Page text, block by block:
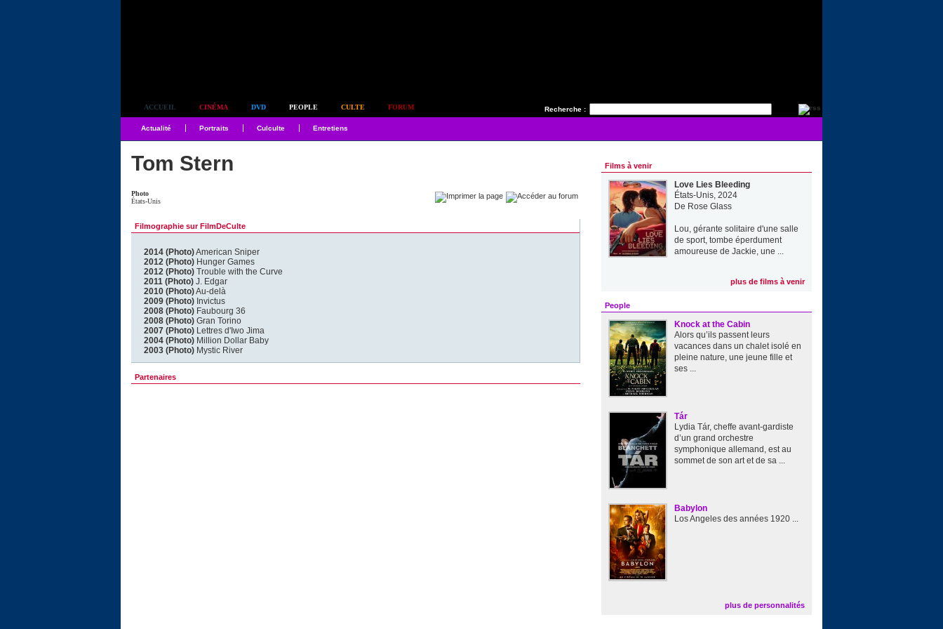
Recherche :
ACCUEIL CINÉMA DVD PEOPLE CULTE FORUM
Actualité Portraits Culculte Entretiens
Tom Stern
Photo
États-Unis
Filmographie sur FilmDeCulte
2014 (Photo)American Sniper
2012 (Photo) Hunger Games
2012 (Photo) Trouble with the Curve
2011 (Photo) J. Edgar
2010 (Photo)Au-delà
2009 (Photo) Invictus
2008 (Photo) Faubourg 36
2008 (Photo) Gran Torino
2007 (Photo) Lettres d'Iwo Jima
2004 (Photo) Million Dollar Baby
2003 (Photo) Mystic River
Partenaires
Films à venir
Love Lies Bleeding
États-Unis, 2024
De Rose Glass
Lou, gérante solitaire d'une salle
de sport, tombe éperdument
amoureuse de Jackie, une ...
plus de films à venir
People
Knock at the Cabin
Alors qu’ils passent leurs
vacances dans un chalet isolé en
pleine nature, une jeune fille et
ses ...
Tár
Lydia Tár, cheffe avant-gardiste
d’un grand orchestre
symphonique allemand, est au
sommet de son art et de sa ...
Babylon
Los Angeles des années 1920 ...
plus de personnalités